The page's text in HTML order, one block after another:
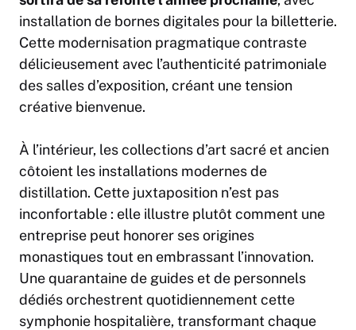
installation de bornes digitales pour la billetterie.
Cette modernisation pragmatique contraste
délicieusement avec l’authenticité patrimoniale
des salles d’exposition, créant une tension
créative bienvenue.
À l’intérieur, les collections d’art sacré et ancien
côtoient les installations modernes de
distillation. Cette juxtaposition n’est pas
inconfortable : elle illustre plutôt comment une
entreprise peut honorer ses origines
monastiques tout en embrassant l’innovation.
Une quarantaine de guides et de personnels
dédiés orchestrent quotidiennement cette
symphonie hospitalière, transformant chaque